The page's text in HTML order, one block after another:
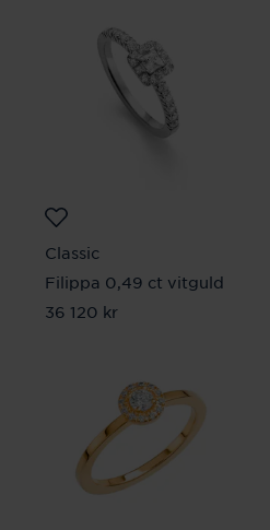
Classic
Filippa 0,49 ct vitguld
Pris:36 120 kr
36 120 kr